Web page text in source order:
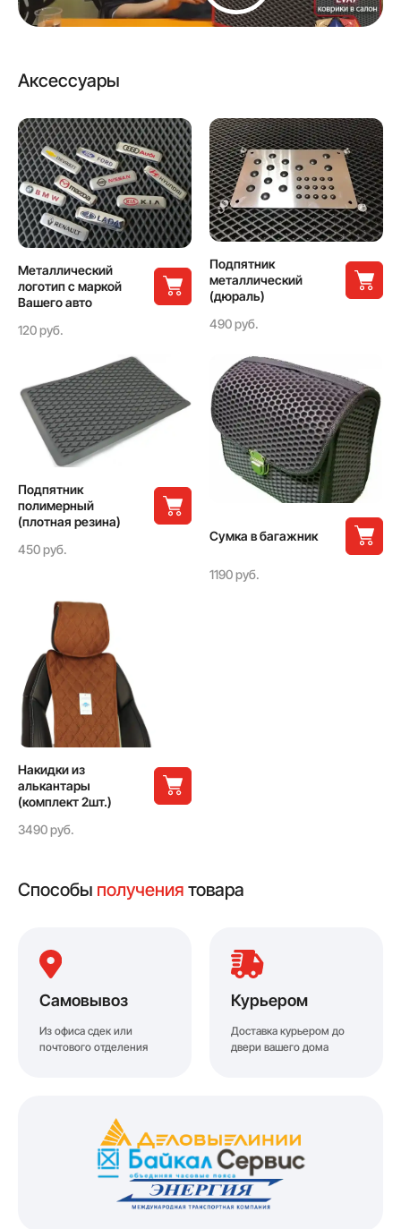
Аксессуары
Металлический
логотип с маркой
Вашего авто
120 руб.
Подпятник
металлический
(дюраль)
490 руб.
Подпятник
полимерный
(плотная резина)
450 руб.
Сумка в багажник
1190 руб.
Накидки из
алькантары
(комплект 2шт.)
3490 руб.
Способы получения товара
Самовывоз
Из офиса сдек или
почтового отделения
Курьером
Доставка курьером до
двери вашего дома